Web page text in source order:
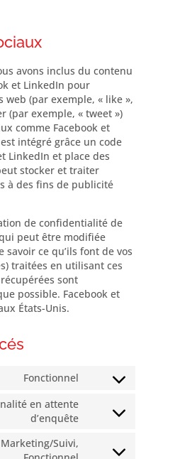
avons inclus du contenu
et LinkedIn pour
web (par exemple, « like »,
(par exemple, « tweet »)
comme Facebook et
intégré grâce un code
LinkedIn et place des
stocker et traiter
à des fins de publicité
de confidentialité de
peut être modifiée
ce qu’ils font de vos
traitées en utilisant ces
sont
possible. Facebook et
États-Unis.
Fonctionnel
Consent
service
en attente
d’enquête
Consent
service
Marketing/Suivi,